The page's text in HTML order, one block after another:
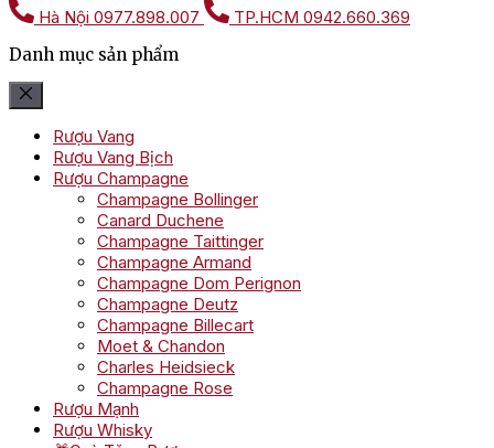
Hà Nội 0977.898.007 TP.HCM 0942.660.369
Danh mục sản phẩm
Rượu Vang
Rượu Vang Bịch
Rượu Champagne
Champagne Bollinger
Canard Duchene
Champagne Taittinger
Champagne Armand
Champagne Dom Perignon
Champagne Deutz
Champagne Billecart
Moet & Chandon
Charles Heidsieck
Champagne Rose
Rượu Mạnh
Rượu Whisky